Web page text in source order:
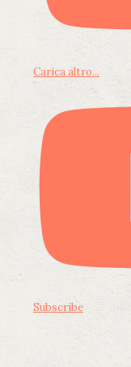
Carica altro...
Subscribe